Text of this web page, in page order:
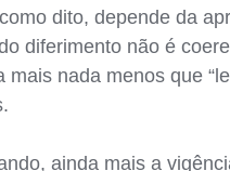
dito, depende da
diferimento não é
nada menos que
ainda mais a